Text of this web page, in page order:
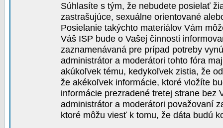
Súhlasíte s tým, že nebudete posielať
zastrašujúce, sexuálne orientované
Posielanie takýchto materiálov Vám
Váš ISP bude o Vašej činnosti
zaznamenávaná pre prípad potreby
administrátor a moderátori tohto fóra
akúkoľvek tému, kedykoľvek zistia, že
že akékoľvek informácie, ktoré vložíte
informácie prezradené tretej strane bez
administrátor a moderátori považovaní
ktoré môžu viesť k tomu, že dáta budú